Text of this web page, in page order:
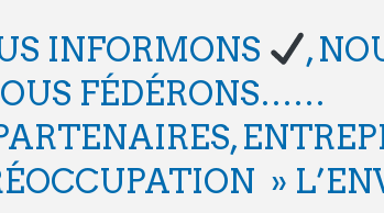
INFORMONS
,
FÉDÉRONS……
»